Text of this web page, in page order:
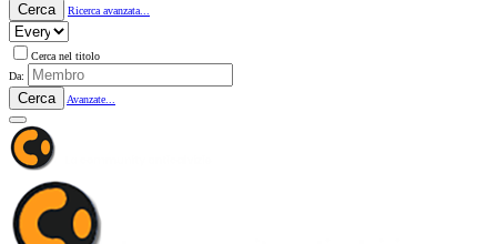
Cerca Ricerca avanzata...
Cerca nel titolo
Da:
Cerca Avanzate...